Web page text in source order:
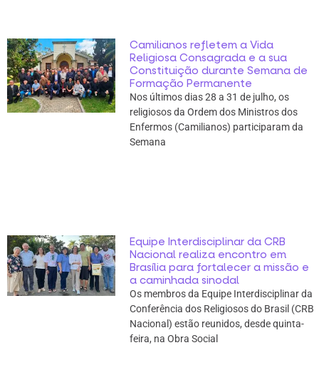
Camilianos refletem a Vida
Religiosa Consagrada e a sua
Constituição durante Semana de
Formação Permanente
Nos últimos dias 28 a 31 de julho, os
religiosos da Ordem dos Ministros dos
Enfermos (Camilianos) participaram da
Semana
Equipe Interdisciplinar da CRB
Nacional realiza encontro em
Brasília para fortalecer a missão e
a caminhada sinodal
Os membros da Equipe Interdisciplinar da
Conferência dos Religiosos do Brasil (CRB
Nacional) estão reunidos, desde quinta-
feira, na Obra Social